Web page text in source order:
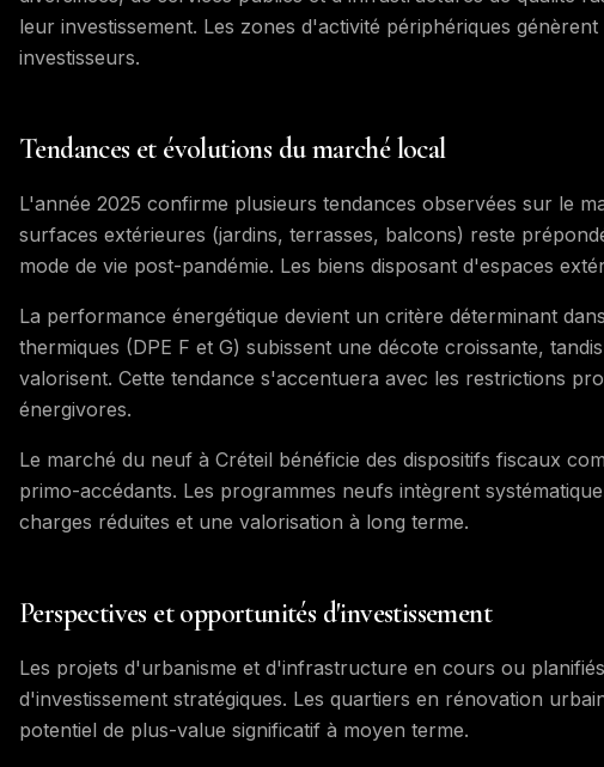
leur investissement. Les zones d'activité périphériques
investisseurs.
Tendances et évolutions du marché local
L'année 2025 confirme plusieurs tendances observées sur le
surfaces extérieures (jardins, terrasses, balcons) reste
mode de vie post-pandémie. Les biens disposant d'espaces
La performance énergétique devient un critère déterminant
thermiques (DPE F et G) subissent une décote croissante,
valorisent. Cette tendance s'accentuera avec les restrictions
énergivores.
Le marché du neuf à Créteil bénéficie des dispositifs fiscaux
primo-accédants. Les programmes neufs intègrent
charges réduites et une valorisation à long terme.
Perspectives et opportunités d'investissement
Les projets d'urbanisme et d'infrastructure en cours ou
d'investissement stratégiques. Les quartiers en rénovation
potentiel de plus-value significatif à moyen terme.